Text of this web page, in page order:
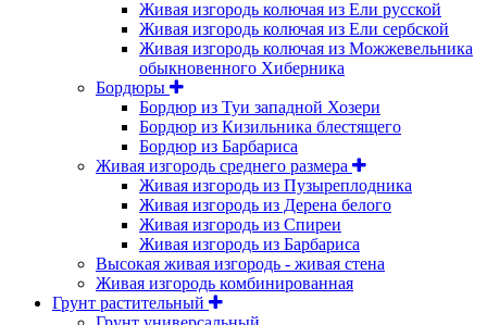
Живая изгородь колючая из Ели русской
Живая изгородь колючая из Ели сербской
Живая изгородь колючая из Можжевельника
обыкновенного Хиберника
Бордюры
Бордюр из Туи западной Хозери
Бордюр из Кизильника блестящего
Бордюр из Барбариса
Живая изгородь среднего размера
Живая изгородь из Пузыреплодника
Живая изгородь из Дерена белого
Живая изгородь из Спиреи
Живая изгородь из Барбариса
Высокая живая изгородь - живая стена
Живая изгородь комбинированная
Грунт растительный